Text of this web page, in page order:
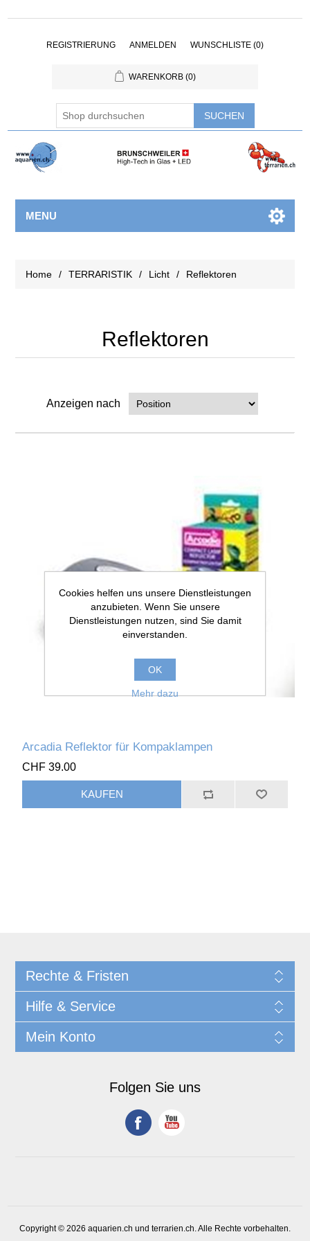
REGISTRIERUNG ANMELDEN WUNSCHLISTE (0)
WARENKORB (0)
MENU
Home / TERRARISTIK / Licht / Reflektoren
Reflektoren
Anzeigen nach
Arcadia Reflektor für Kompaklampen
CHF 39.00
Rechte & Fristen
Hilfe & Service
Mein Konto
Folgen Sie uns
Copyright © 2026 aquarien.ch und terrarien.ch. Alle Rechte vorbehalten.
Cookies helfen uns unsere Dienstleistungen
anzubieten. Wenn Sie unsere
Dienstleistungen nutzen, sind Sie damit
einverstanden.
OK
Mehr dazu